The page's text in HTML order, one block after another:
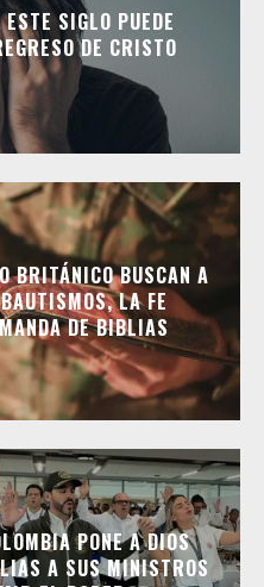
SIGLO PUEDE
DE CRISTO
BRITÁNICO BUSCAN A
LA FE
DE BIBLIAS
PONE A DIOS
A SUS MINISTROS